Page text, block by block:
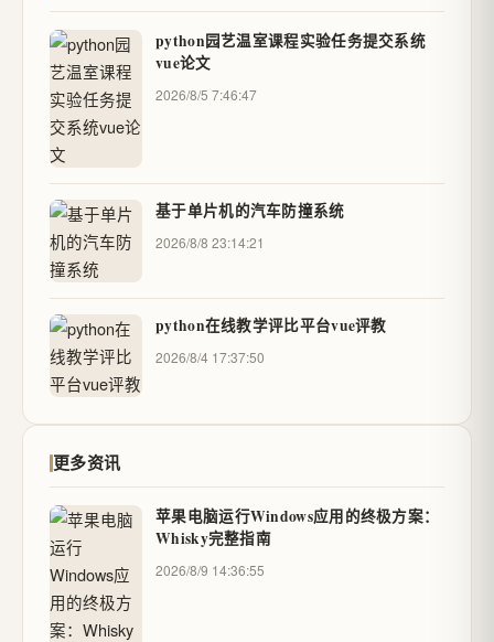
python园艺温室课程实验任务提交系统
vue论文
2026/8/5 7:46:47
基于单片机的汽车防撞系统
2026/8/8 23:14:21
python在线教学评比平台vue评教
2026/8/4 17:37:50
更多资讯
苹果电脑运行Windows应用的终极方案：
Whisky完整指南
2026/8/9 14:36:55